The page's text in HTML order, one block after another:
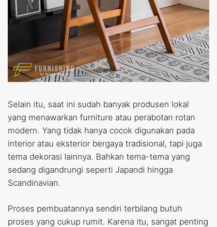
Selain itu, saat ini sudah banyak produsen lokal
yang menawarkan furniture atau perabotan rotan
modern. Yang tidak hanya cocok digunakan pada
interior atau eksterior bergaya tradisional, tapi juga
tema dekorasi lainnya. Bahkan tema-tema yang
sedang digandrungi seperti Japandi hingga
Scandinavian.
Proses pembuatannya sendiri terbilang butuh
proses yang cukup rumit. Karena itu, sangat penting